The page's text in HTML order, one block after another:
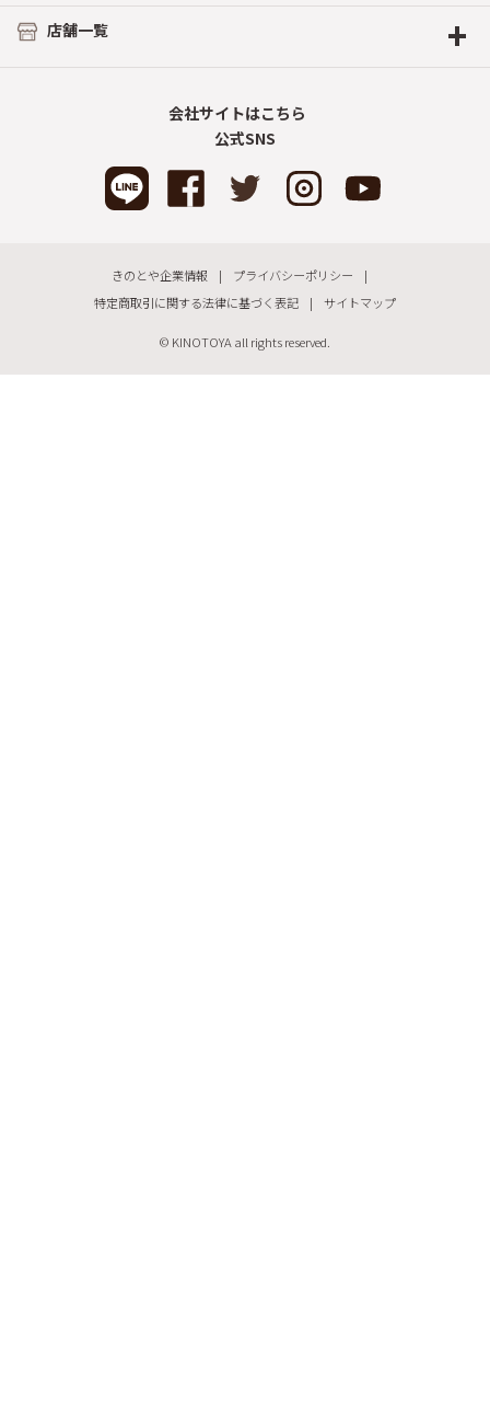
店舗一覧 +
会社サイトはこちら
公式SNS
きのとや企業情報
プライバシーポリシー
特定商取引に関する法律に基づく表記
サイトマップ
© KINOTOYA all rights reserved.